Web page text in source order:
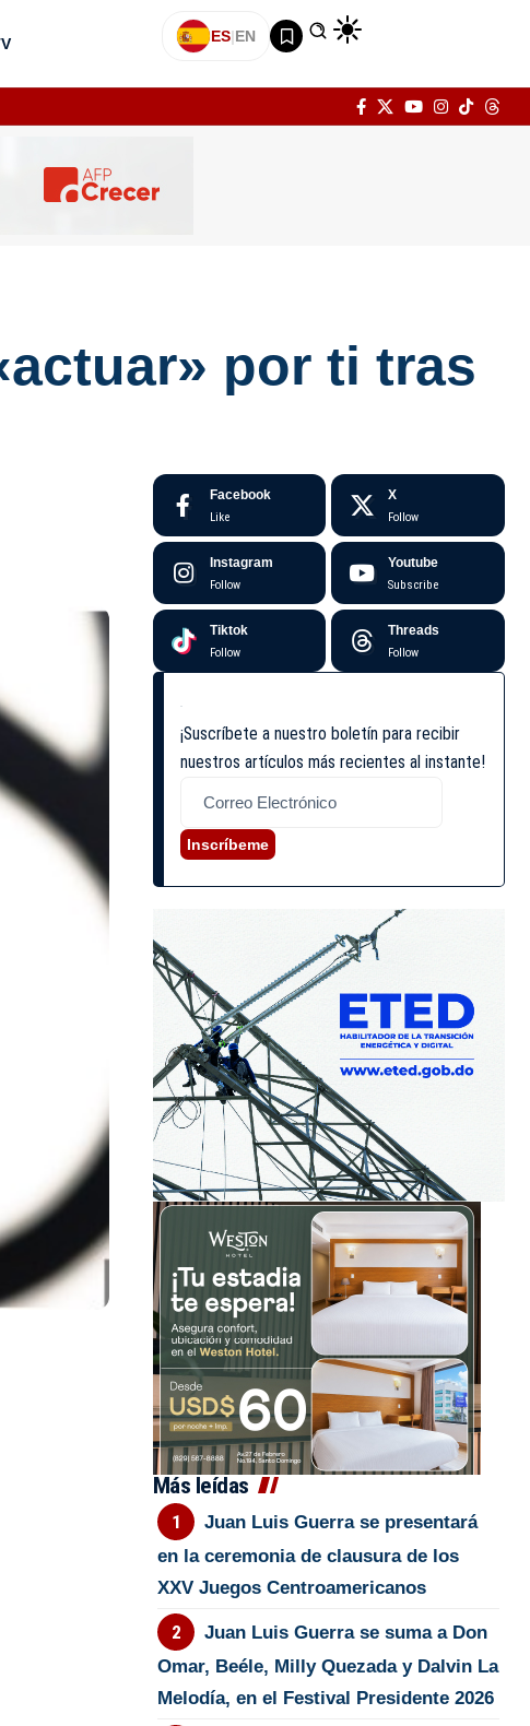
ES|EN
por ti tras
Facebook
Like
X
Follow
Instagram
Follow
Youtube
Subscribe
Tiktok
Follow
Threads
Follow
¡Suscríbete a nuestro boletín para recibir
nuestros artículos más recientes al instante!
Inscríbeme
Más leídas
Juan Luis Guerra se presentará
en la ceremonia de clausura de los
XXV Juegos Centroamericanos
Juan Luis Guerra se suma a Don
Omar, Beéle, Milly Quezada y Dalvin La
Melodía, en el Festival Presidente 2026